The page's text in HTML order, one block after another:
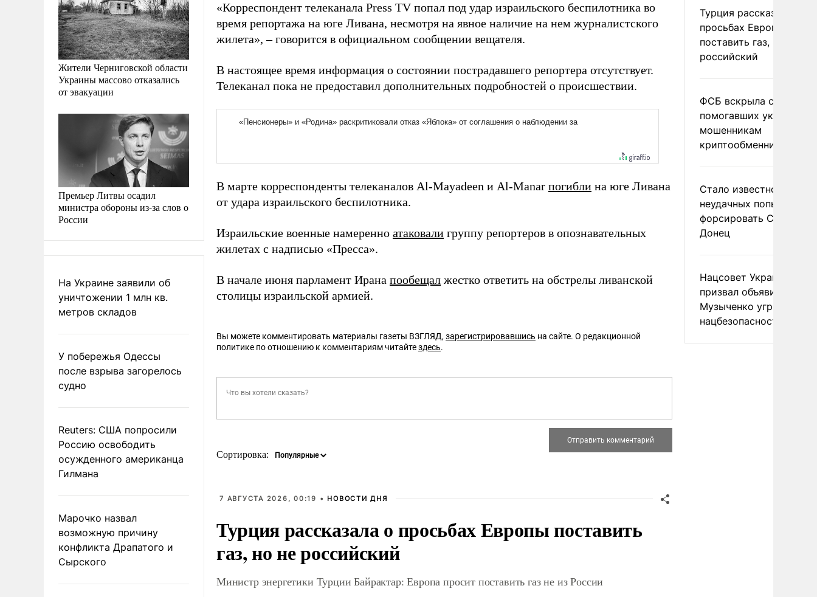
Жители Черниговской области
Украины массово отказались
от эвакуации
Премьер Литвы осадил
министра обороны из-за слов о
России
На Украине заявили об
уничтожении 1 млн кв.
метров складов
У побережья Одессы
после взрыва загорелось
судно
Reuters: США попросили
Россию освободить
осужденного американца
Гилмана
Марочко назвал
возможную причину
конфликта Драпатого и
Сырского
«Корреспондент телеканала Press TV попал под удар израильского беспилотника во
время репортажа на юге Ливана, несмотря на явное наличие на нем журналистского
жилета», – говорится в официальном сообщении вещателя.
В настоящее время информация о состоянии пострадавшего репортера отсутствует.
Телеканал пока не предоставил дополнительных подробностей о происшествии.
В марте корреспонденты телеканалов Al-Mayadeen и Al-Manar погибли на юге Ливана
от удара израильского беспилотника.
Израильские военные намеренно атаковали группу репортеров в опознавательных
жилетах с надписью «Пресса».
В начале июня парламент Ирана пообещал жестко ответить на обстрелы ливанской
столицы израильской армией.
Вы можете комментировать материалы газеты ВЗГЛЯД, зарегистрировавшись на сайте. О редакционной
политике по отношению к комментариям читайтездесь.
Сортировка:
7 АВГУСТА 2026, 00:19 • НОВОСТИ ДНЯ
Турция рассказала о просьбах Европы поставить
газ, но не российский
Министр энергетики Турции Байрактар: Европа просит поставить газ не из России
Турция рассказала о
просьбах Европы
поставить газ, но не
российский
ФСБ вскрыла сеть
помогавших
мошенникам
криптообменников
Стало известно о
неудачных попытках
форсировать
Донец
Нацсовет Украины по
призвал объявить
Музыченко угрозой
нацбезопасности